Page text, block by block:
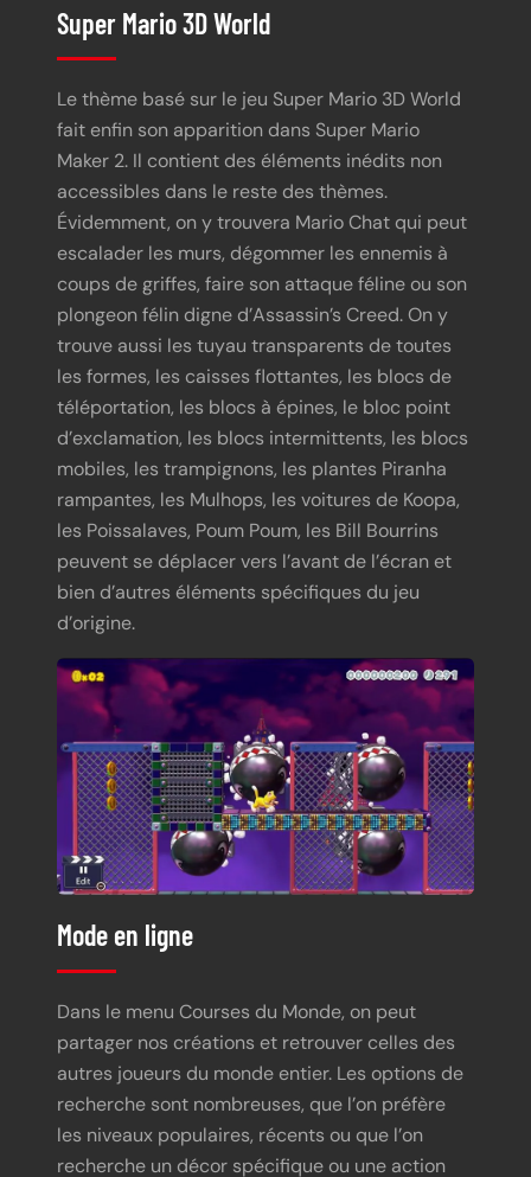
Super Mario 3D World
Le thème basé sur le jeu Super Mario 3D World
fait enfin son apparition dans Super Mario
Maker 2. Il contient des éléments inédits non
accessibles dans le reste des thèmes.
Évidemment, on y trouvera Mario Chat qui peut
escalader les murs, dégommer les ennemis à
coups de griffes, faire son attaque féline ou son
plongeon félin digne d’Assassin’s Creed. On y
trouve aussi les tuyau transparents de toutes
les formes, les caisses flottantes, les blocs de
téléportation, les blocs à épines, le bloc point
d’exclamation, les blocs intermittents, les blocs
mobiles, les trampignons, les plantes Piranha
rampantes, les Mulhops, les voitures de Koopa,
les Poissalaves, Poum Poum, les Bill Bourrins
peuvent se déplacer vers l’avant de l’écran et
bien d’autres éléments spécifiques du jeu
d’origine.
Mode en ligne
Dans le menu Courses du Monde, on peut
partager nos créations et retrouver celles des
autres joueurs du monde entier. Les options de
recherche sont nombreuses, que l’on préfère
les niveaux populaires, récents ou que l’on
recherche un décor spécifique ou une action